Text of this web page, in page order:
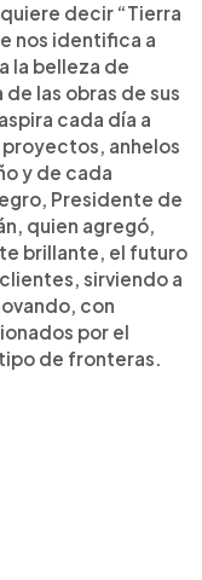
decir “Tierra
nos identifica a
la belleza de
las obras de sus
cada día a
anhelos
y de cada
Presidente de
quien agregó,
brillante, el futuro
sirviendo a
con
por el
de fronteras.